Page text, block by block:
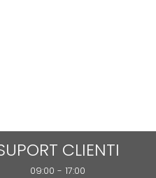
CLIENTI
09:00 - 17:00